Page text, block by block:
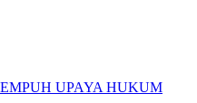
UPAYA HUKUM